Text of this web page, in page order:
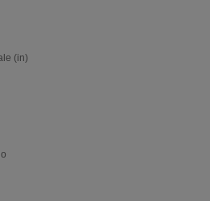
(in)